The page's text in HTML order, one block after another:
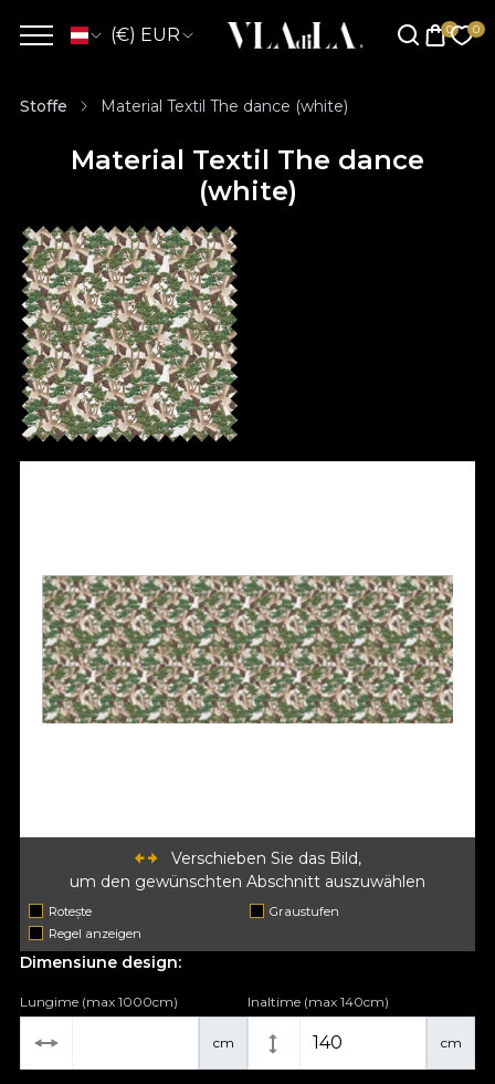
(€) EUR
Stoffe Material Textil The dance (white)
Material Textil The dance
(white)
Verschieben Sie das Bild,
um den gewünschten Abschnitt auszuwählen
Rotește
Graustufen
Regel anzeigen
Dimensiune design:
cm
Lungime (max 1000cm)
cm
Inaltime (max 140cm)